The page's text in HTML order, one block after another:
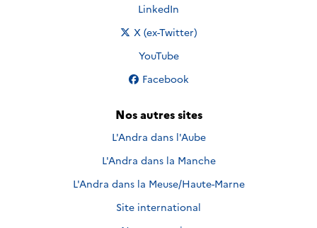
Nous suivre sur
LinkedIn
Nous suivre sur
X (ex-Twitter)
Nous suivre sur
YouTube
Nous suivre sur
Facebook
Nos autres sites
L'Andra dans l'Aube
L'Andra dans la Manche
L'Andra dans la Meuse/Haute-Marne
Site international